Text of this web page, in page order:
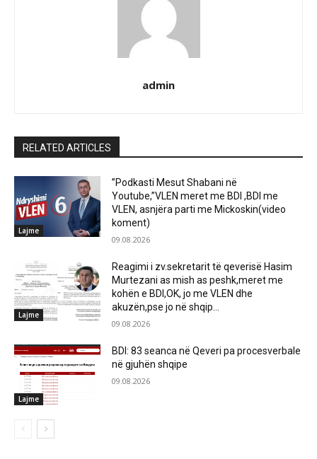
admin
RELATED ARTICLES
Lajme
”Podkasti Mesut Shabani në
Youtube,”VLEN meret me BDI ,BDI me
VLEN, asnjëra parti me Mickoskin(video
koment)
09.08.2026
Lajme
Reagimi i zv.sekretarit të qeverisë Hasim
Murtezani as mish as peshk,meret me
kohën e BDI,OK, jo me VLEN dhe
akuzën,pse jo në shqip...
09.08.2026
Lajme
BDI: 83 seanca në Qeveri pa procesverbale
në gjuhën shqipe
09.08.2026